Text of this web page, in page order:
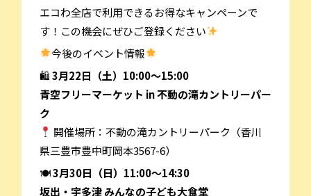
エコわ全店で利用できるお得なキャンペーンで
す！この機会にぜひご登録ください
今後のイベント情報
🛍3月22日（土）10:00～15:00
青空フリーマーケット in 不動の滝カントリーパー
ク
開催場所：不動の滝カントリーパーク（香川
県三豊市豊中町岡本3567-6）
🍽3月30日（日）11:00～14:30
坂出・宇多津 みんなの子ども大食堂